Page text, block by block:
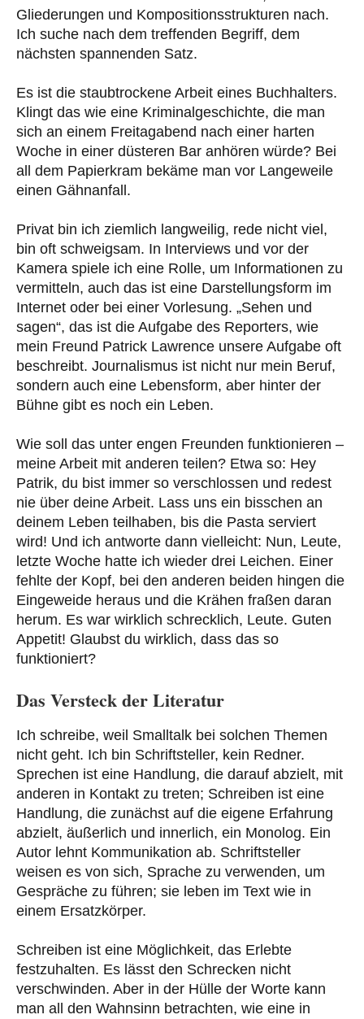
Gliederungen und Kompositionsstrukturen nach.
Ich suche nach dem treffenden Begriff, dem
nächsten spannenden Satz.
Es ist die staubtrockene Arbeit eines Buchhalters.
Klingt das wie eine Kriminalgeschichte, die man
sich an einem Freitagabend nach einer harten
Woche in einer düsteren Bar anhören würde? Bei
all dem Papierkram bekäme man vor Langeweile
einen Gähnanfall.
Privat bin ich ziemlich langweilig, rede nicht viel,
bin oft schweigsam. In Interviews und vor der
Kamera spiele ich eine Rolle, um Informationen zu
vermitteln, auch das ist eine Darstellungsform im
Internet oder bei einer Vorlesung. „Sehen und
sagen“, das ist die Aufgabe des Reporters, wie
mein Freund Patrick Lawrence unsere Aufgabe oft
beschreibt. Journalismus ist nicht nur mein Beruf,
sondern auch eine Lebensform, aber hinter der
Bühne gibt es noch ein Leben.
Wie soll das unter engen Freunden funktionieren –
meine Arbeit mit anderen teilen? Etwa so: Hey
Patrik, du bist immer so verschlossen und redest
nie über deine Arbeit. Lass uns ein bisschen an
deinem Leben teilhaben, bis die Pasta serviert
wird! Und ich antworte dann vielleicht: Nun, Leute,
letzte Woche hatte ich wieder drei Leichen. Einer
fehlte der Kopf, bei den anderen beiden hingen die
Eingeweide heraus und die Krähen fraßen daran
herum. Es war wirklich schrecklich, Leute. Guten
Appetit! Glaubst du wirklich, dass das so
funktioniert?
Das Versteck der Literatur
Ich schreibe, weil Smalltalk bei solchen Themen
nicht geht. Ich bin Schriftsteller, kein Redner.
Sprechen ist eine Handlung, die darauf abzielt, mit
anderen in Kontakt zu treten; Schreiben ist eine
Handlung, die zunächst auf die eigene Erfahrung
abzielt, äußerlich und innerlich, ein Monolog. Ein
Autor lehnt Kommunikation ab. Schriftsteller
weisen es von sich, Sprache zu verwenden, um
Gespräche zu führen; sie leben im Text wie in
einem Ersatzkörper.
Schreiben ist eine Möglichkeit, das Erlebte
festzuhalten. Es lässt den Schrecken nicht
verschwinden. Aber in der Hülle der Worte kann
man all den Wahnsinn betrachten, wie eine in